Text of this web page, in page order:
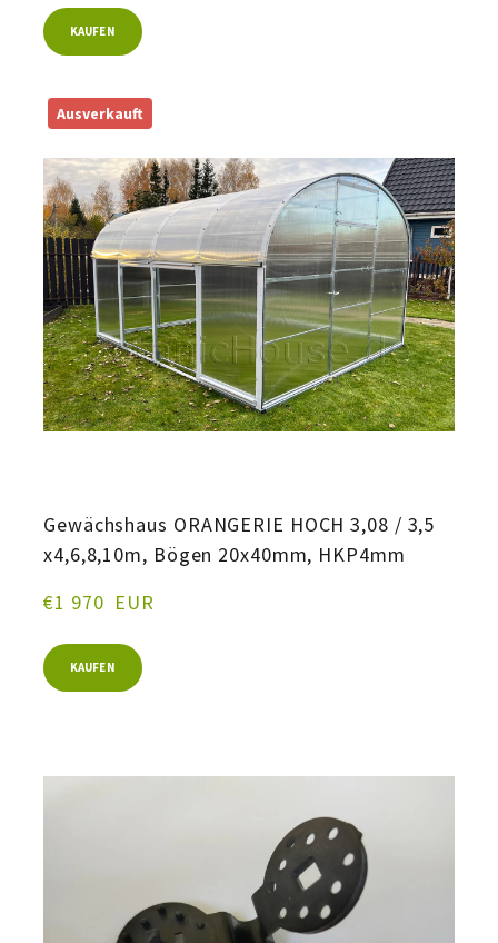
KAUFEN
Ausverkauft
Gewächshaus ORANGERIE HOCH 3,08 / 3,5
x4,6,8,10m, Bögen 20x40mm, HKP4mm
€1 970  EUR
KAUFEN